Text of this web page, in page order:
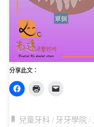
分享此文：
兒童牙科 / 牙牙學院 /